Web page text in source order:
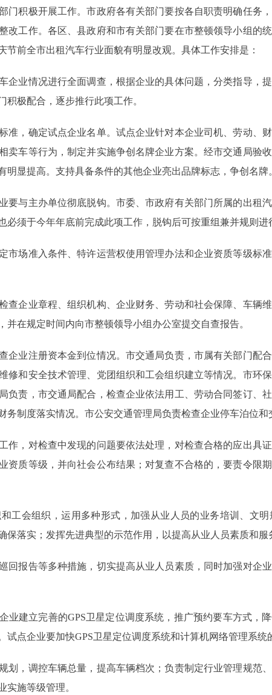
门积极开展工作。市政府各有关部门要按各自职责明确任务
改工作。各区、县政府和市有关部门要在市整顿领导小组的
节前全市出租汽车行业面貌有明显改观。具体工作安排是：
业情况进行全面调查，根据企业的具体问题，分类指导，
积极配合，逐步推行此项工作。
，确定试点企业名单。试点企业针对本企业司机、劳动、
卖车等行为，制定并实施争创名牌企业方案。经市交通局验
显提高。支持具备条件的其他企业亮出品牌标志，争创名牌
与主办单位彻底脱钩。市委、市政府有关部门所属的出租
须于今年年底前完成此项工作，脱钩后可按重组兼并规则进
场准入条件、特许运营权使用管理办法和企业资质等级标
企业章程、组织机构、企业财务、劳动和社会保障、车辆
在规定时间内向市整顿领导小组办公室提交自查报告。
业注册资本金到位情况。市交通局负责，市属有关部门配合
修和安全技术管理、党团组织和工会组织建立等情况。市环
负责，市交通局配合，检查企业依法用工、劳动合同签订、
制度落实情况。市公安交通管理局负责检查企业停车泊位和
，对检查中发现的问题要依法处理，对检查合格的应出具
资质等级，并向社会公布结果；对复查不合格的，要责令限
会组织，运用多种形式，加强从业人员的业务培训、文明
落实；发挥先进典型的示范作用，以提高从业人员素质和服
报告等多种措施，切实提高从业人员素质，同时加强对企
建立完善的GPS卫星定位调度系统，推广预约要车方式，
点企业要加快GPS卫星定位调度系统和计算机网络管理系统
，调控车辆总量，提高车辆档次；负责制定行业管理规范
实施等级管理。